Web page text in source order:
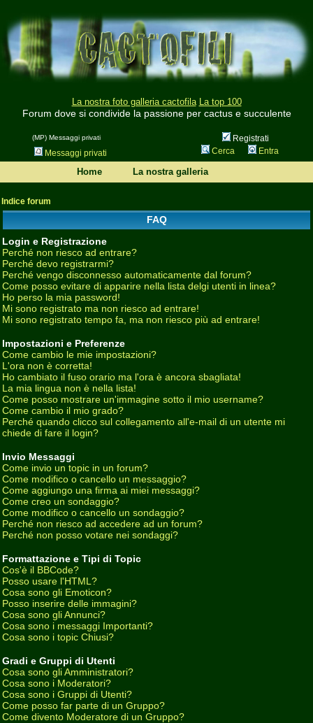
La nostra foto galleria cactofila La top 100
Forum dove si condivide la passione per cactus e succulente
(MP) Messaggi privati
Registrati
Messaggi privati
Cerca Entra
Home La nostra galleria
Indice forum
FAQ
Login e Registrazione
Perché non riesco ad entrare?
Perché devo registrarmi?
Perché vengo disconnesso automaticamente dal forum?
Come posso evitare di apparire nella lista delgi utenti in linea?
Ho perso la mia password!
Mi sono registrato ma non riesco ad entrare!
Mi sono registrato tempo fa, ma non riesco più ad entrare!
Impostazioni e Preferenze
Come cambio le mie impostazioni?
L'ora non è corretta!
Ho cambiato il fuso orario ma l'ora è ancora sbagliata!
La mia lingua non è nella lista!
Come posso mostrare un'immagine sotto il mio username?
Come cambio il mio grado?
Perché quando clicco sul collegamento all'e-mail di un utente mi
chiede di fare il login?
Invio Messaggi
Come invio un topic in un forum?
Come modifico o cancello un messaggio?
Come aggiungo una firma ai miei messaggi?
Come creo un sondaggio?
Come modifico o cancello un sondaggio?
Perché non riesco ad accedere ad un forum?
Perché non posso votare nei sondaggi?
Formattazione e Tipi di Topic
Cos'è il BBCode?
Posso usare l'HTML?
Cosa sono gli Emoticon?
Posso inserire delle immagini?
Cosa sono gli Annunci?
Cosa sono i messaggi Importanti?
Cosa sono i topic Chiusi?
Gradi e Gruppi di Utenti
Cosa sono gli Amministratori?
Cosa sono i Moderatori?
Cosa sono i Gruppi di Utenti?
Come posso far parte di un Gruppo?
Come divento Moderatore di un Gruppo?